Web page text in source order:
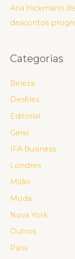
Ana Hickmann
descontos
Categorias
Beleza
Desfiles
Editorial
Geral
IFA Business
Londres
Milão
Moda
Nova York
Outros
Paris